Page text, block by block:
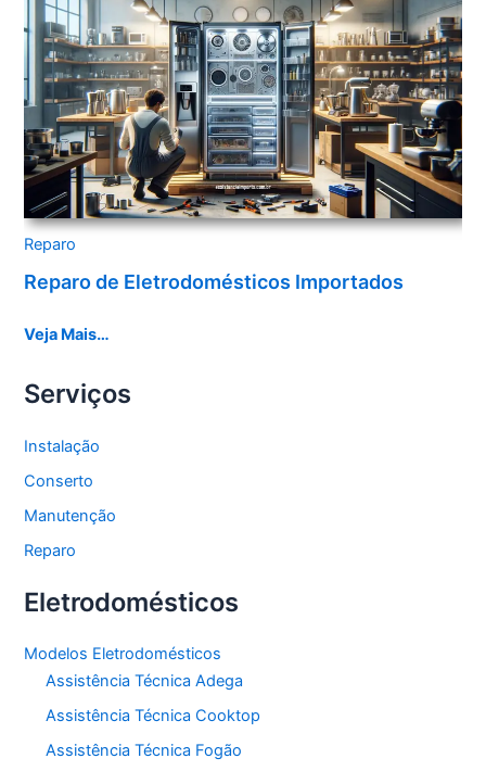
Reparo
Reparo de Eletrodomésticos Importados
Veja Mais…
Serviços
Instalação
Conserto
Manutenção
Reparo
Eletrodomésticos
Modelos Eletrodomésticos
Assistência Técnica Adega
Assistência Técnica Cooktop
Assistência Técnica Fogão